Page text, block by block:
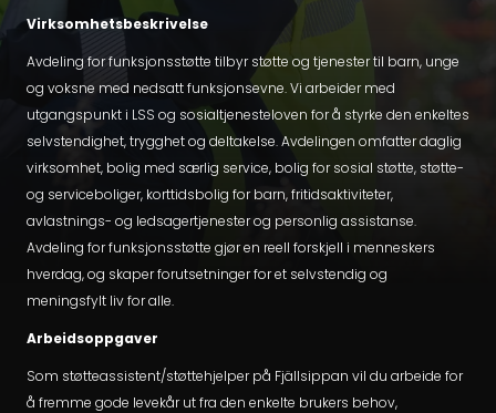
Virksomhetsbeskrivelse
Avdeling for funksjonsstøtte tilbyr støtte og tjenester til barn, unge
og voksne med nedsatt funksjonsevne. Vi arbeider med
utgangspunkt i LSS og sosialtjenesteloven for å styrke den enkeltes
selvstendighet, trygghet og deltakelse. Avdelingen omfatter daglig
virksomhet, bolig med særlig service, bolig for sosial støtte, støtte-
og serviceboliger, korttidsbolig for barn, fritidsaktiviteter,
avlastnings- og ledsagertjenester og personlig assistanse.
Avdeling for funksjonsstøtte gjør en reell forskjell i menneskers
hverdag, og skaper forutsetninger for et selvstendig og
meningsfylt liv for alle.
Arbeidsoppgaver
Som støtteassistent/støttehjelper på Fjällsippan vil du arbeide for
å fremme gode levekår ut fra den enkelte brukers behov,